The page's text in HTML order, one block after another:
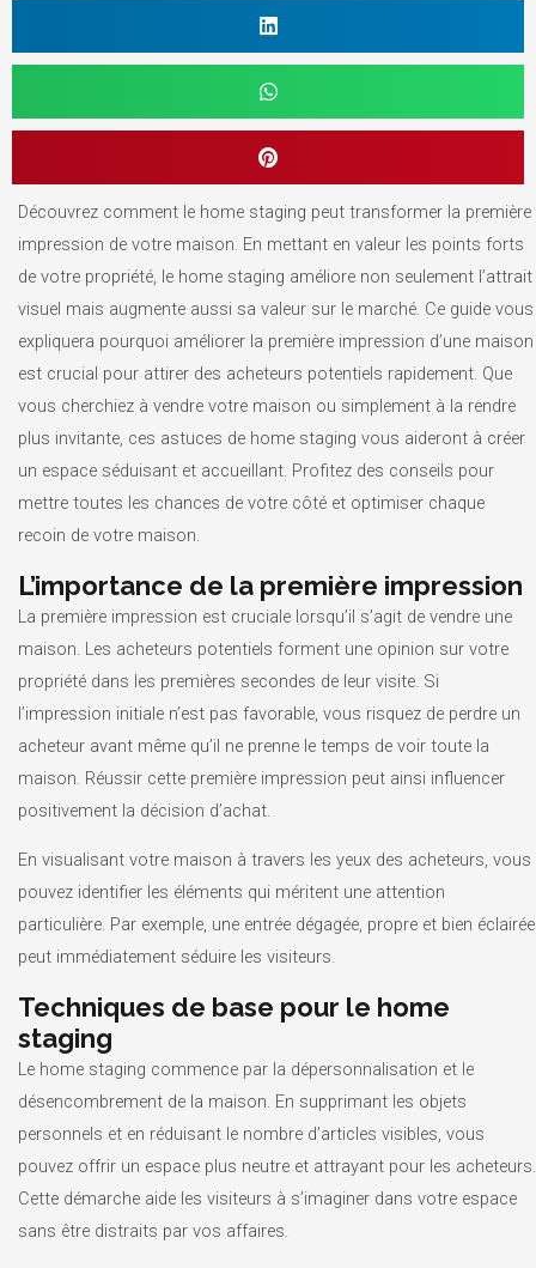
Découvrez comment le home staging peut transformer la première
impression de votre maison. En mettant en valeur les points forts
de votre propriété, le home staging améliore non seulement l’attrait
visuel mais augmente aussi sa valeur sur le marché. Ce guide vous
expliquera pourquoi améliorer la première impression d’une maison
est crucial pour attirer des acheteurs potentiels rapidement. Que
vous cherchiez à vendre votre maison ou simplement à la rendre
plus invitante, ces astuces de home staging vous aideront à créer
un espace séduisant et accueillant. Profitez des conseils pour
mettre toutes les chances de votre côté et optimiser chaque
recoin de votre maison.
L’importance de la première impression
La première impression est cruciale lorsqu’il s’agit de vendre une
maison. Les acheteurs potentiels forment une opinion sur votre
propriété dans les premières secondes de leur visite. Si
l’impression initiale n’est pas favorable, vous risquez de perdre un
acheteur avant même qu’il ne prenne le temps de voir toute la
maison. Réussir cette première impression peut ainsi influencer
positivement la décision d’achat.
En visualisant votre maison à travers les yeux des acheteurs, vous
pouvez identifier les éléments qui méritent une attention
particulière. Par exemple, une entrée dégagée, propre et bien éclairée
peut immédiatement séduire les visiteurs.
Techniques de base pour le home
staging
Le home staging commence par la dépersonnalisation et le
désencombrement de la maison. En supprimant les objets
personnels et en réduisant le nombre d’articles visibles, vous
pouvez offrir un espace plus neutre et attrayant pour les acheteurs.
Cette démarche aide les visiteurs à s’imaginer dans votre espace
sans être distraits par vos affaires.